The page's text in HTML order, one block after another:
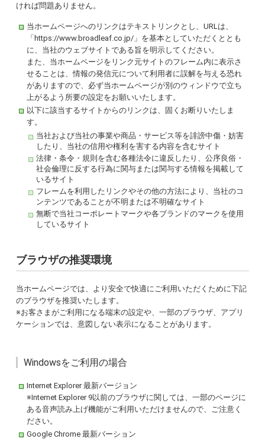
ければ問題ありません。
当ホームページへのリンクはテキストリンクとし、URLは、
「https://www.broadleaf.co.jp/」を基本としていただくととも
に、当社のウェブサイトである旨を明示してください。
また、当ホームページをリンク元サイトのフレーム内に表示さ
せることは、情報の発信元について利用者に誤解を与える恐れ
がありますので、必ず当ホームページが別のウィンドウで立ち
上がるよう所要の設定をお願いいたします。
以下に該当するサイトからのリンクは、固くお断りいたしま
す。
当社および当社の事業や商品・サービス等を誹謗中傷・妨害
したり、当社の信用や権利を害する内容を含むサイト
法律・条令・規則を含む各種法令に違反したり、公序良俗・
社会倫理に反する行為に関与または関与する情報を掲載して
いるサイト
フレームを利用したリンクやその他の方法により、当社のコ
ンテンツであることが不明または不明確なサイト
無断で当社コーポレートマークや各ブランドのマークを使用
しているサイト
ブラウザの推奨環境
当ホームページでは、より安全で快適にご利用いただくために下記
のブラウザを推奨いたします。
※お客さまがご利用になる端末の設定や、一部のブラウザ、アプリ
ケーションでは、意図しない表示になることがあります。
Windowsをご利用の場合
Internet Explorer 最新バージョン
※Internet Explorer 9以前のブラウザに関しては、一部のページに
ある音声読み上げ機能がご利用いただけませんので、ご注意く
ださい。
Google Chrome 最新バーション